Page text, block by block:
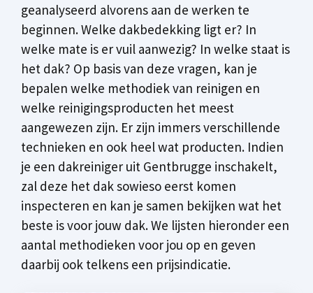
geanalyseerd alvorens aan de werken te
beginnen. Welke dakbedekking ligt er? In
welke mate is er vuil aanwezig? In welke staat is
het dak? Op basis van deze vragen, kan je
bepalen welke methodiek van reinigen en
welke reinigingsproducten het meest
aangewezen zijn. Er zijn immers verschillende
technieken en ook heel wat producten. Indien
je een dakreiniger uit Gentbrugge inschakelt,
zal deze het dak sowieso eerst komen
inspecteren en kan je samen bekijken wat het
beste is voor jouw dak. We lijsten hieronder een
aantal methodieken voor jou op en geven
daarbij ook telkens een prijsindicatie.